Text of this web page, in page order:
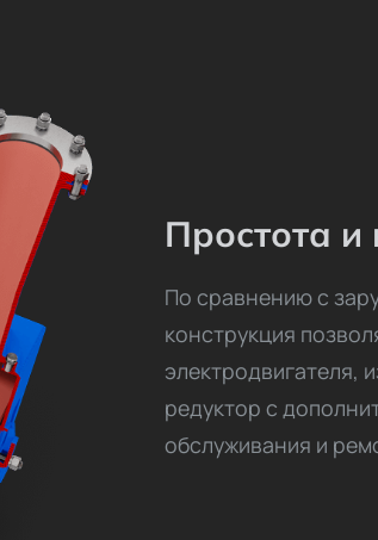
Простота
По сравнению с
конструкция
электродвигателя,
редуктор с
обслуживания и